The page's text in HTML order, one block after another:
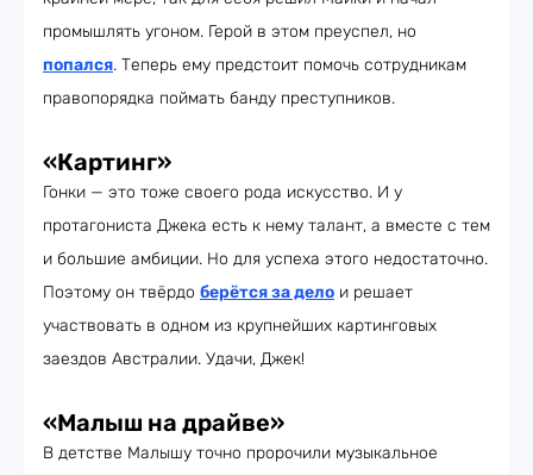
промышлять угоном. Герой в этом преуспел, но
попался. Теперь ему предстоит помочь сотрудникам
правопорядка поймать банду преступников.
«Картинг»
Гонки — это тоже своего рода искусство. И у
протагониста Джека есть к нему талант, а вместе с тем
и большие амбиции. Но для успеха этого недостаточно.
Поэтому он твёрдо берётся за дело и решает
участвовать в одном из крупнейших картинговых
заездов Австралии. Удачи, Джек!
«Малыш на драйве»
В детстве Малышу точно пророчили музыкальное